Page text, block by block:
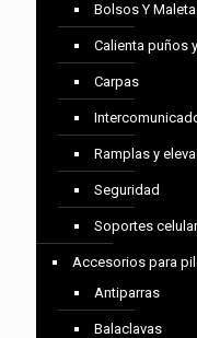
Bolsos Y
Calienta puños
Carpas
Ramplas y
Seguridad
Soportes
Accesorios para
Antiparras
Balaclavas